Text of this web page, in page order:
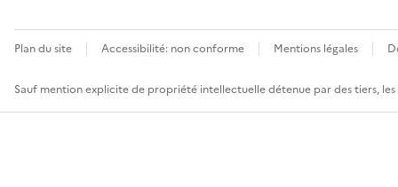
Plan du site Accessibilité: non conforme Mentions légales
Sauf mention explicite de propriété intellectuelle détenue par des tiers,